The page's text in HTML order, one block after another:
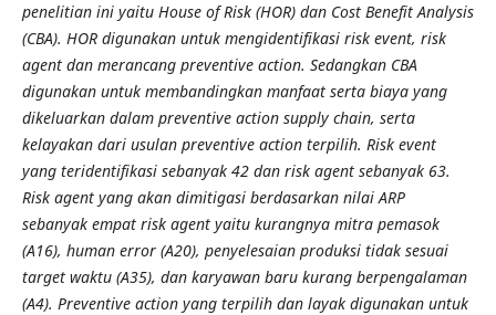
penelitian ini yaitu House of Risk (HOR) dan Cost Benefit Analysis
(CBA). HOR digunakan untuk mengidentifikasi risk event, risk
agent dan merancang preventive action. Sedangkan CBA
digunakan untuk membandingkan manfaat serta biaya yang
dikeluarkan dalam preventive action supply chain, serta
kelayakan dari usulan preventive action terpilih. Risk event
yang teridentifikasi sebanyak 42 dan risk agent sebanyak 63.
Risk agent yang akan dimitigasi berdasarkan nilai ARP
sebanyak empat risk agent yaitu kurangnya mitra pemasok
(A16), human error (A20), penyelesaian produksi tidak sesuai
target waktu (A35), dan karyawan baru kurang berpengalaman
(A4). Preventive action yang terpilih dan layak digunakan untuk